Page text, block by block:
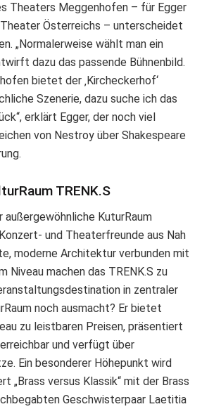
Theaters Meggenhofen – für Egger
Österreichs – unterscheidet
„Normalerweise wählt man ein
dazu das passende Bühnenbild.
bietet der ‚Kircheckerhof‘
Szenerie, dazu suche ich das
erklärt Egger, der noch viel
von Nestroy über Shakespeare
TRENK.S
KuturRaum
und Theaterfreunde aus Nah
moderne Architektur verbunden mit
Niveau machen das TRENK.S zu
in zentraler
noch ausmacht? Er bietet
zu leistbaren Preisen, präsentiert
und verfügt über
Ein besonderer Höhepunkt wird
„Brass versus Klassik“ mit der Brass
Geschwisterpaar Laetitia